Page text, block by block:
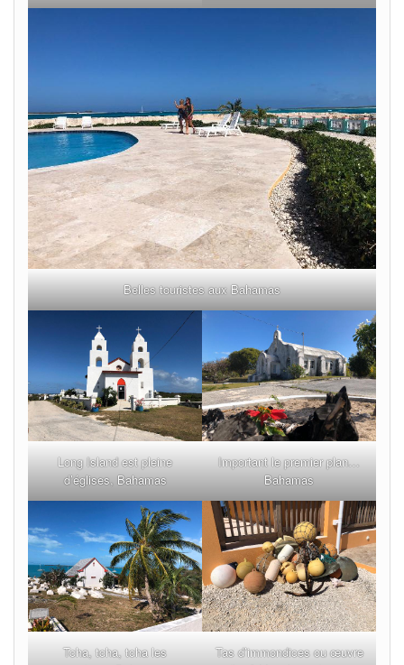
Belles touristes aux Bahamas
Long Island est pleine
d’églises, Bahamas
Important le premier plan…
Bahamas
Tcha, tcha, tcha les
Tas d’immondices ou œuvre